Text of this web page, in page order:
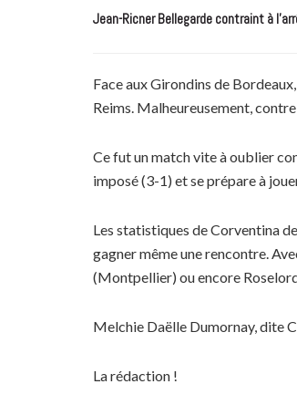
Jean-Ricner Bellegarde contraint à
Face aux Girondins de
Reims. Malheureusement,
Ce fut un match vite à oublier
imposé (3-1) et se prépare à
Les statistiques de Corventina
gagner même une rencontre.
(Montpellier) ou encore
Melchie Daëlle Dumornay, dite
La rédaction !